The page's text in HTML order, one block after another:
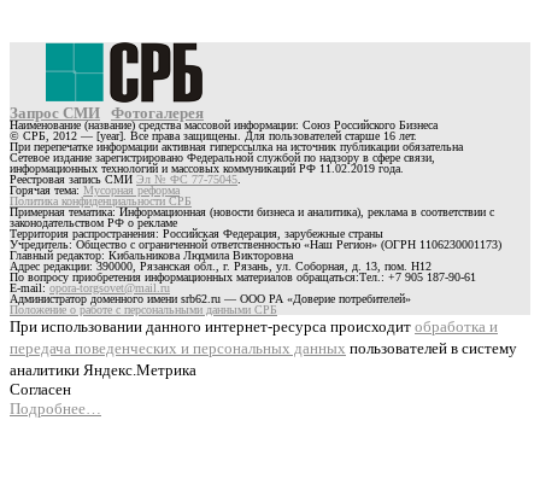
Запрос СМИ Фотогалерея
Наименование (название) средства массовой информации: Союз Российского Бизнеса
© СРБ, 2012 — [year]. Все права защищены. Для пользователей старше 16 лет.
При перепечатке информации активная гиперссылка на источник публикации обязательна
Сетевое издание зарегистрировано Федеральной службой по надзору в сфере связи,
информационных технологий и массовых коммуникаций РФ 11.02.2019 года.
Реестровая запись СМИ Эл № ФС 77-75045
Горячая тема: Мусорная реформа
Политика конфиденциальности СРБ
Примерная тематика: Информационная (новости бизнеса и аналитика), реклама в соответствии с
законодательством РФ о рекламе
Территория распространения: Российская Федерация, зарубежные страны
Учредитель: Общество с ограниченной ответственностью «Наш Регион» (ОГРН 1106230001173)
Главный редактор: Кибальникова Людмила Викторовна
Адрес редакции: 390000, Рязанская обл., г. Рязань, ул. Соборная, д. 13, пом. Н12
По вопросу приобретения информационных материалов обращаться:Тел.: +7 905 187-90-61
E-mail:opora-torgsovet@mail.ru
Администратор доменного имени srb62.ru — ООО РА «Доверие потребителей»
Положение о работе с персональными данными СРБ
При использовании данного интернет-ресурса происходит обработка и
передача поведенческих и персональных данных пользователей в систему
аналитики Яндекс.Метрика
Согласен
Подробнее…